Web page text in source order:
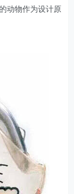
动物作为设计原